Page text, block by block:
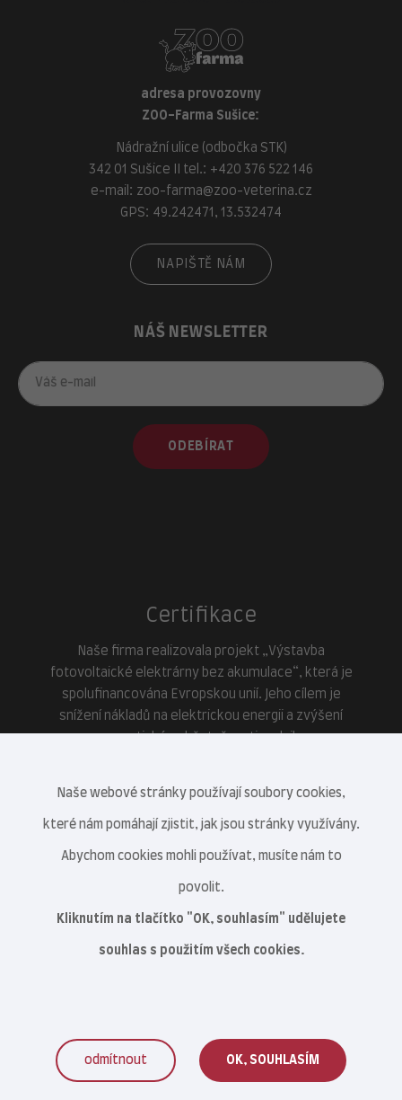
adresa provozovny
ZOO-Farma Sušice:
Nádražní ulice (odbočka STK)
342 01 Sušice II tel.: +420 376 522 146
e-mail: zoo-farma@zoo-veterina.cz
GPS: 49.242471, 13.532474
NAPIŠTĚ NÁM
NÁŠ NEWSLETTER
ODEBÍRAT
Certifikace
Naše firma realizovala projekt „Výstavba
fotovoltaické elektrárny bez akumulace“, která je
spolufinancována Evropskou unií. Jeho cílem je
snížení nákladů na elektrickou energii a zvýšení
Veterinární centrum s.r.o. © 2021–2026
Naše webové stránky používají soubory cookies,
které nám pomáhají zjistit, jak jsou stránky využívány.
Abychom cookies mohli používat, musíte nám to
povolit.
Kliknutím na tlačítko "OK, souhlasím" udělujete
souhlas s použitím všech cookies.
odmítnout OK, SOUHLASÍM